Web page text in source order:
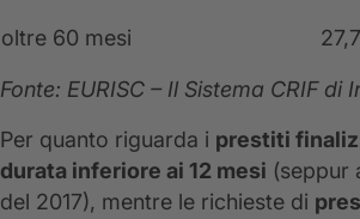
oltre 60 mesi
Fonte: EURISC – Il Sistema CRIF
Per quanto riguarda i prestiti
durata inferiore ai 12 mesi (seppur
del 2017), mentre le richieste di